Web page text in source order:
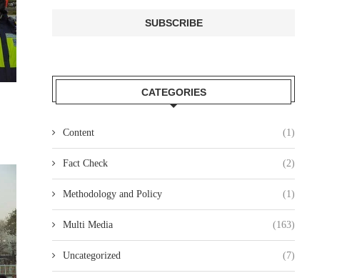
CATEGORIES
Content (1)
Fact Check (2)
Methodology and Policy (1)
Multi Media (163)
Uncategorized (7)